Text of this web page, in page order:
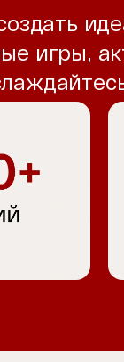
игры,